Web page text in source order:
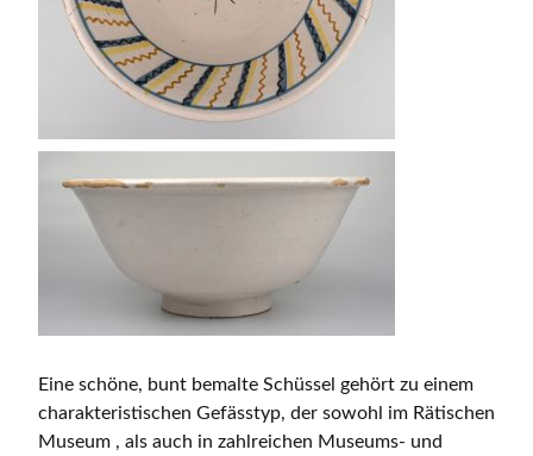
Eine schöne, bunt bemalte Schüssel gehört zu einem
charakteristischen Gefässtyp, der sowohl im Rätischen
Museum , als auch in zahlreichen Museums- und